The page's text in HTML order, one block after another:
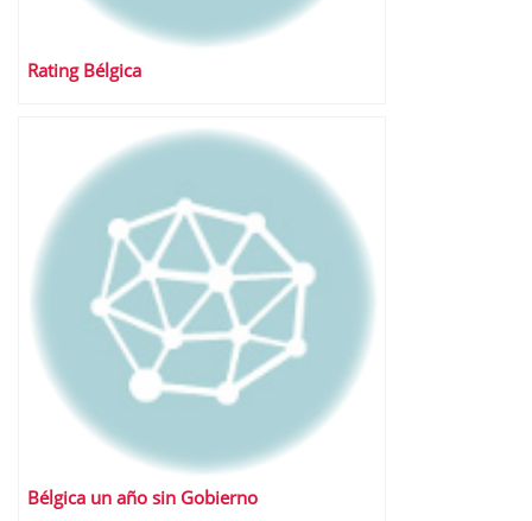
Rating Bélgica
Bélgica un año sin Gobierno